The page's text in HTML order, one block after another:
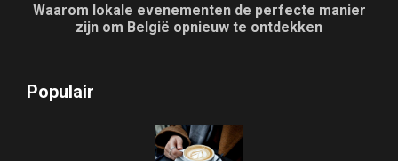
Waarom lokale evenementen de perfecte manier
zijn om België opnieuw te ontdekken
Populair